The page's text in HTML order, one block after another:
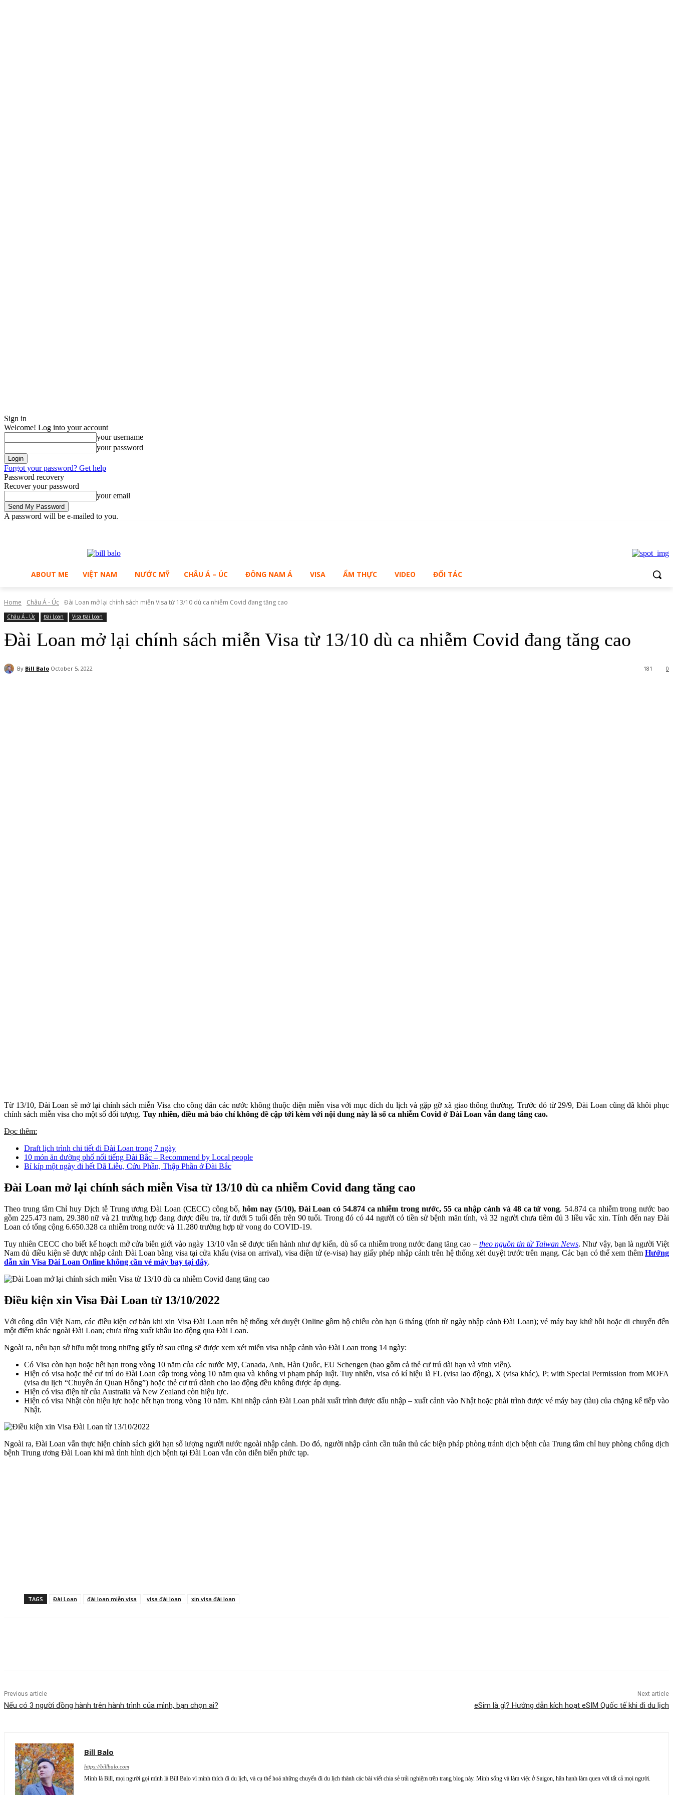
Sign in
Welcome! Log into your account
your username
your password
Forgot your password? Get help
Password recovery
Recover your password
your email
A password will be e-mailed to you.
ABOUT ME VIỆT NAM NƯỚC MỸ CHÂU Á – ÚC ĐÔNG NAM Á VISA ẨM THỰC VIDEO ĐỐI TÁC
Home Châu Á - Úc Đài Loan mở lại chính sách miễn Visa từ 13/10 dù ca nhiễm Covid đang tăng cao
Châu Á - Úc Đài Loan Visa Đài Loan
Đài Loan mở lại chính sách miễn Visa từ 13/10 dù ca nhiễm Covid đang tăng cao
By Bill Balo October 5, 2022 0
181
Từ 13/10, Đài Loan sẽ mở lại chính sách miễn Visa cho công dân các nước không thuộc diện miễn visa với mục đích du lịch và gặp gỡ xã giao thông thường. Trước đó từ 29/9, Đài Loan cũng đã khôi phục
chính sách miễn visa cho một số đối tượng. Tuy nhiên, điều mà báo chí không đề cập tới kèm với nội dung này là số ca nhiễm Covid ở Đài Loan vẫn đang tăng cao.
Đọc thêm:
Draft lịch trình chi tiết đi Đài Loan trong 7 ngày
10 món ăn đường phố nổi tiếng Đài Bắc – Recommend by Local people
Bí kíp một ngày đi hết Dã Liễu, Cửu Phần, Thập Phần ở Đài Bắc
Đài Loan mở lại chính sách miễn Visa từ 13/10 dù ca nhiễm Covid đang tăng cao
Theo trung tâm Chỉ huy Dịch tễ Trung ương Đài Loan (CECC) công bố,hôm nay (5/10), Đài Loan có 54.874 ca nhiễm trong nước, 55 ca nhập cảnh và 48 ca tử vong. 54.874 ca nhiễm trong nước bao
gồm 225.473 nam, 29.380 nữ và 21 trường hợp đang được điều tra, từ dưới 5 tuổi đến trên 90 tuổi. Trong đó có 44 người có tiền sử bệnh mãn tính, và 32 người chưa tiêm đủ 3 liều vắc xin. Tính đến nay Đài
Loan có tổng cộng 6.650.328 ca nhiễm trong nước và 11.280 trường hợp tử vong do COVID-19.
Tuy nhiên CECC cho biết kế hoạch mở cửa biên giới vào ngày 13/10 vẫn sẽ được tiến hành như dự kiến, dù số ca nhiễm trong nước đang tăng cao – theo nguồn tin từ Taiwan News. Như vậy, bạn là người Việt
Nam đủ điều kiện sẽ được nhập cảnh Đài Loan bằng visa tại cửa khẩu (visa on arrival), visa điện tử (e-visa) hay giấy phép nhập cảnh trên hệ thống xét duyệt trước trên mạng. Các bạn có thể xem thêm Hướng
dẫn xin Visa Đài Loan Online không cần vé máy bay tại đây.
Điều kiện xin Visa Đài Loan từ 13/10/2022
Với công dân Việt Nam, các điều kiện cơ bản khi xin Visa Đài Loan trên hệ thống xét duyệt Online gồm hộ chiếu còn hạn 6 tháng (tính từ ngày nhập cảnh Đài Loan); vé máy bay khứ hồi hoặc di chuyển đến
một điểm khác ngoài Đài Loan; chưa từng xuất khẩu lao động qua Đài Loan.
Ngoài ra, nếu bạn sở hữu một trong những giấy tờ sau cũng sẽ được xem xét miễn visa nhập cảnh vào Đài Loan trong 14 ngày:
Có Visa còn hạn hoặc hết hạn trong vòng 10 năm của các nước Mỹ, Canada, Anh, Hàn Quốc, EU Schengen (bao gồm cả thẻ cư trú dài hạn và vĩnh viễn).
Hiện có visa hoặc thẻ cư trú do Đài Loan cấp trong vòng 10 năm qua và không vi phạm pháp luật. Tuy nhiên, visa có kí hiệu là FL (visa lao động), X (visa khác), P; with Special Permission from MOFA
(visa du lịch “Chuyên án Quan Hồng”) hoặc thẻ cư trú dành cho lao động đều không được áp dụng.
Hiện có visa điện tử của Australia và New Zealand còn hiệu lực.
Hiện có visa Nhật còn hiệu lực hoặc hết hạn trong vòng 10 năm. Khi nhập cảnh Đài Loan phải xuất trình được dấu nhập – xuất cảnh vào Nhật hoặc phải trình được vé máy bay (tàu) của chặng kế tiếp vào
Nhật.
Ngoài ra, Đài Loan vẫn thực hiện chính sách giới hạn số lượng người nước ngoài nhập cảnh. Do đó, người nhập cảnh cần tuân thủ các biện pháp phòng tránh dịch bệnh của Trung tâm chỉ huy phòng chống dịch
bệnh Trung ương Đài Loan khi mà tình hình dịch bệnh tại Đài Loan vẫn còn diễn biến phức tạp.
TAGS Đài Loan đài loan miễn visa visa đài loan xin visa đài loan
Previous article
Nếu có 3 người đồng hành trên hành trình của mình, bạn chọn ai?
Next article
eSim là gì? Hướng dẫn kích hoạt eSIM Quốc tế khi đi du lịch
Bill Balo
https://billbalo.com
Mình là Bill, mọi người gọi mình là Bill Balo vì mình thích đi du lịch, và cụ thể hoá những chuyến đi du lịch thành các bài viết chia sẻ trải nghiệm trên trang blog này. Mình sống và làm việc ở Saigon, hân hạnh làm quen với tất cả mọi người.